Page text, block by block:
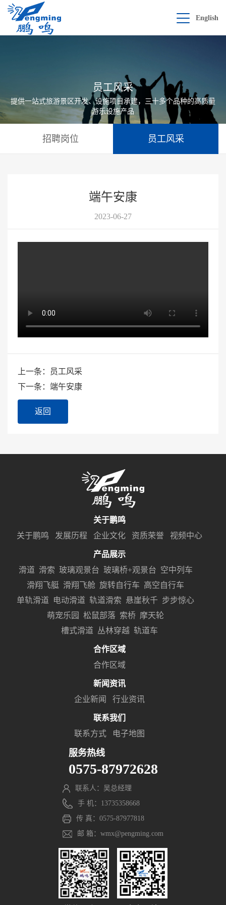
English
员工风采
提供一站式旅游景区开发、设施项目承建，三十多个品种的高质量
游乐设施产品
招聘岗位 员工风采
端午安康
2023-06-27
上一条：员工风采
下一条：端午安康
返回
关于鹏鸣
关于鹏鸣
发展历程 企业文化 资质荣誉 视频中心
产品展示
滑道 滑索 玻璃观景台 玻璃桥+观景台 空中列车
滑翔飞艇 滑翔飞舱 旋转自行车 高空自行车
单轨滑道
电动滑道 轨道滑索 悬崖秋千 步步惊心
萌宠乐园
松鼠部落 索桥 摩天轮
槽式滑道 丛林穿越 轨道车
合作区域
合作区域
新闻资讯
企业新闻
行业资讯
联系我们
联系方式
电子地图
服务热线
0575-87972628
联系人：吴总经理
手 机：13735358668
传 真：0575-87977818
邮 箱：wmx@pengming.com